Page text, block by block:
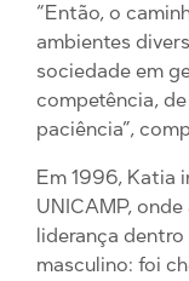
“Então, o
ambientes
sociedade em
competência,
paciência”,
Em 1996, Katia
UNICAMP,
liderança
masculino: foi